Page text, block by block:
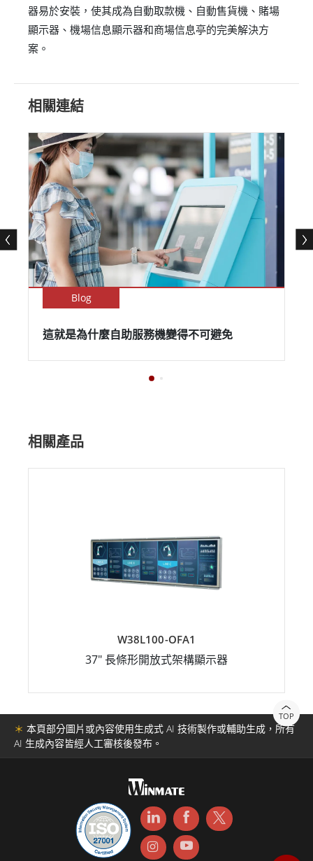
器易於安裝，使其成為自動取款機、自動售貨機、賭場
顯示器、機場信息顯示器和商場信息亭的完美解決方
案。
相關連結
Blog
這就是為什麼自助服務機變得不可避免
相關產品
W38L100-OFA1
37" 長條形開放式架構顯示器
TOP
＊ 本頁部分圖片或內容使用生成式 AI 技術製作或輔助生成，所有
AI 生成內容皆經人工審核後發布。